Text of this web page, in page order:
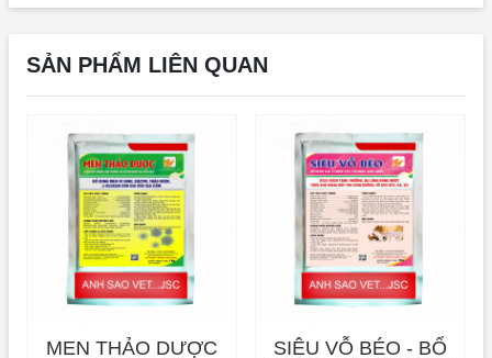
SẢN PHẨM LIÊN QUAN
MEN THẢO DƯỢC
SIÊU VỖ BÉO - BỔ